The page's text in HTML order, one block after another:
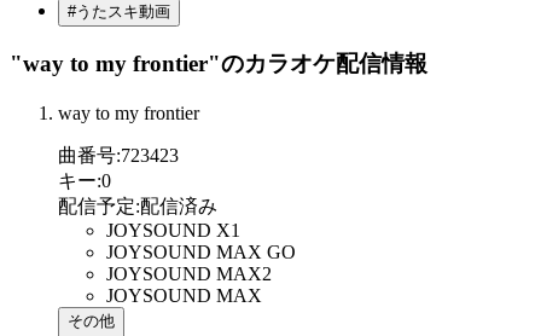
#うたスキ動画
"way to my frontier"のカラオケ配信情報
way to my frontier
曲番号:723423
キー:0
配信予定:配信済み
JOYSOUND X1
JOYSOUND MAX GO
JOYSOUND MAX2
JOYSOUND MAX
その他